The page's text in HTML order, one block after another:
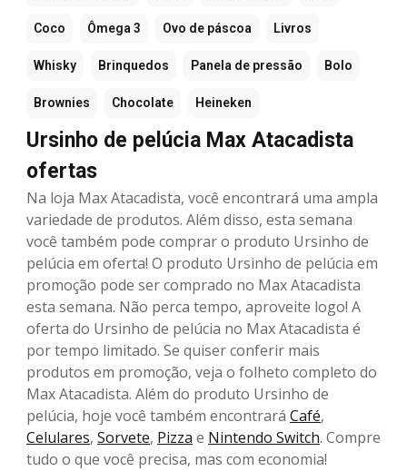
Coco Ômega 3 Ovo de páscoa Livros
Whisky Brinquedos Panela de pressão Bolo
Brownies Chocolate Heineken
Ursinho de pelúcia Max Atacadista
ofertas
Na loja Max Atacadista, você encontrará uma ampla
variedade de produtos. Além disso, esta semana
você também pode comprar o produto Ursinho de
pelúcia em oferta! O produto Ursinho de pelúcia em
promoção pode ser comprado no Max Atacadista
esta semana. Não perca tempo, aproveite logo! A
oferta do Ursinho de pelúcia no Max Atacadista é
por tempo limitado. Se quiser conferir mais
produtos em promoção, veja o folheto completo do
Max Atacadista. Além do produto Ursinho de
pelúcia, hoje você também encontrará Café,
Celulares, Sorvete, Pizza e Nintendo Switch. Compre
tudo o que você precisa, mas com economia!